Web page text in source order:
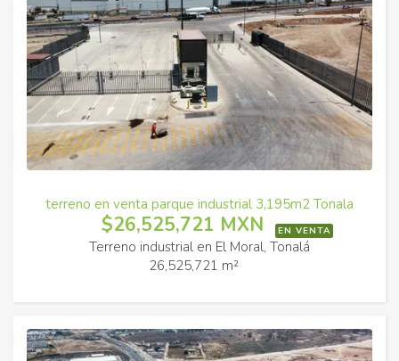
terreno en venta parque industrial 3,195m2 Tonala
$26,525,721 MXN EN VENTA
Terreno industrial en El Moral, Tonalá
26,525,721 m²